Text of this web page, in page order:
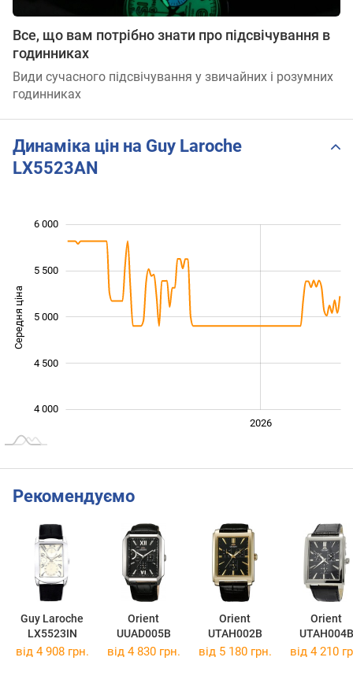
Все, що вам потрібно знати про підсвічування в
годинниках
Види сучасного підсвічування у звичайних і розумних
годинниках
Динаміка цін на Guy Laroche
LX5523AN
Середня ціна 4 400
4 000
5 000
6 000
5 500
4 500
2026
Рекомендуємо
Guy Laroche
LX5523IN
Orient
UUAD005B
Orient
UTAH002B
Orient
UTAH004B
від 4 908 грн. від 4 830 грн. від 5 180 грн. від 4 210